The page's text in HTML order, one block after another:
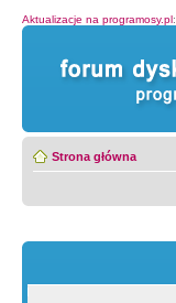
Aktualizacje na programosy.pl:
Strona główna